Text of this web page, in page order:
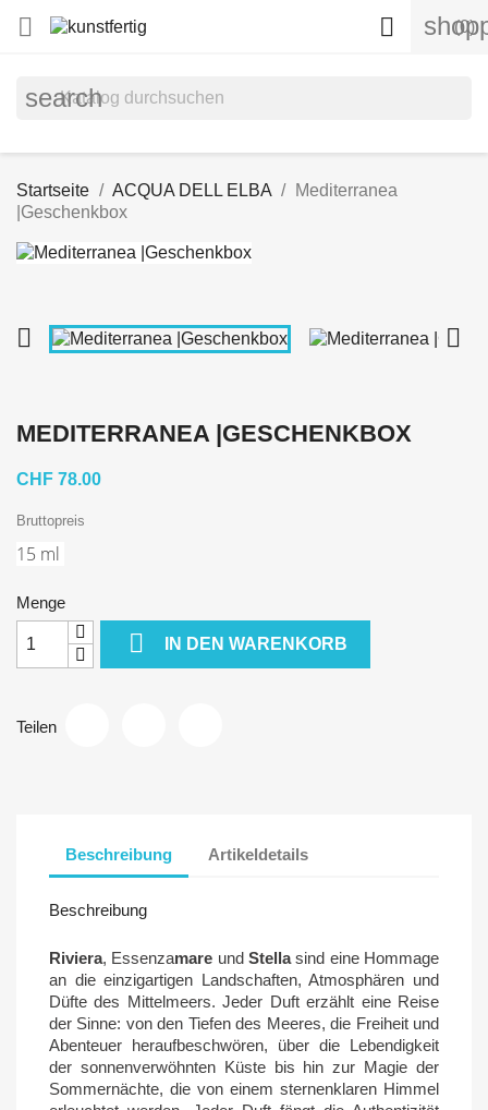
 (0)

search
Startseite ACQUA DELL ELBA
Mediterranea
|Geschenkbox
 
MEDITERRANEA |GESCHENKBOX
CHF 78.00
Bruttopreis
15 ml
Menge
 IN DEN WARENKORB
Teilen
Beschreibung Artikeldetails
Beschreibung
Riviera, Essenzamare und Stella sind eine Hommage
an die einzigartigen Landschaften, Atmosphären und
Düfte des Mittelmeers. Jeder Duft erzählt eine Reise
der Sinne: von den Tiefen des Meeres, die Freiheit und
Abenteuer heraufbeschwören, über die Lebendigkeit
der sonnenverwöhnten Küste bis hin zur Magie der
Sommernächte, die von einem sternenklaren Himmel